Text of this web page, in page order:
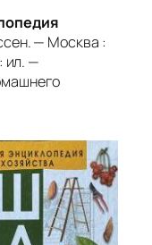
— Москва :
ил. —